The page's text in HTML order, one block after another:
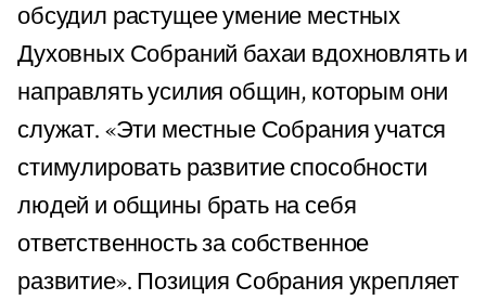
обсудил растущее умение местных
Духовных Собраний бахаи вдохновлять и
направлять усилия общин, которым они
служат. «Эти местные Собрания учатся
стимулировать развитие способности
людей и общины брать на себя
ответственность за собственное
развитие». Позиция Собрания укрепляет